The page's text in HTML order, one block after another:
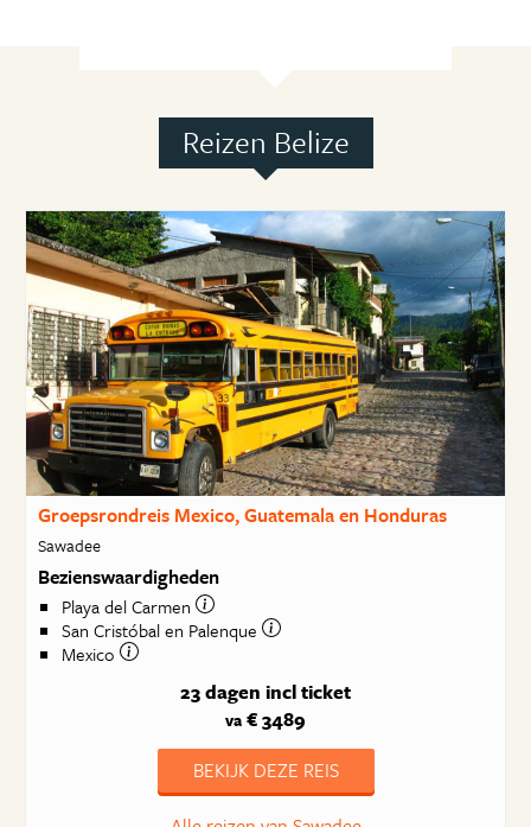
Reizen Belize
Groepsrondreis Mexico, Guatemala en Honduras
Sawadee
Bezienswaardigheden
Playa del Carmen
San Cristóbal en Palenque
Mexico
23 dagen incl ticket
va € 3489
BEKIJK DEZE REIS